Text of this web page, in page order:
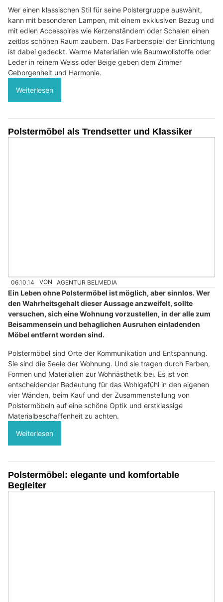
Wer einen klassischen Stil für seine Polstergruppe auswählt,
kann mit besonderen Lampen, mit einem exklusiven Bezug und
mit edlen Accessoires wie Kerzenständern oder Schalen einen
zeitlos schönen Raum zaubern. Das Farbenspiel der Einrichtung
ist dabei gedeckt. Warme Materialien wie Baumwollstoffe oder
Leder in reinem Weiss oder Beige geben dem Zimmer
Geborgenheit und Harmonie.
Weiterlesen
Polstermöbel als Trendsetter und Klassiker
06.10.14 VON AGENTUR BELMEDIA
Ein Leben ohne Polstermöbel ist möglich, aber sinnlos. Wer
den Wahrheitsgehalt dieser Aussage anzweifelt, sollte
versuchen, sich eine Wohnung vorzustellen, in der alle zum
Beisammensein und behaglichen Ausruhen einladenden
Möbel entfernt worden sind.
Polstermöbel sind Orte der Kommunikation und Entspannung.
Sie sind die Seele der Wohnung. Und sie tragen durch Farben,
Formen und Materialien zur Wohnästhetik bei. Es ist von
entscheidender Bedeutung für das Wohlgefühl in den eigenen
vier Wänden, beim Kauf und der Zusammenstellung von
Polstermöbeln auf eine schöne Optik und erstklassige
Materialbeschaffenheit zu achten.
Weiterlesen
Polstermöbel: elegante und komfortable
Begleiter